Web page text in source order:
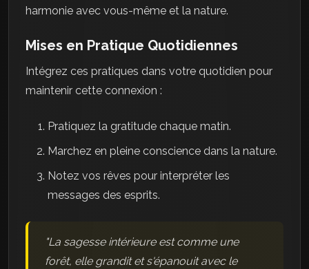
harmonie avec vous-même et la nature.
Mises en Pratique Quotidiennes
Intégrez ces pratiques dans votre quotidien pour
maintenir cette connexion :
Pratiquez la gratitude chaque matin.
Marchez en pleine conscience dans la nature.
Notez vos rêves pour interpréter les
messages des esprits.
"La sagesse intérieure est comme une
forêt, elle grandit et s'épanouit avec le